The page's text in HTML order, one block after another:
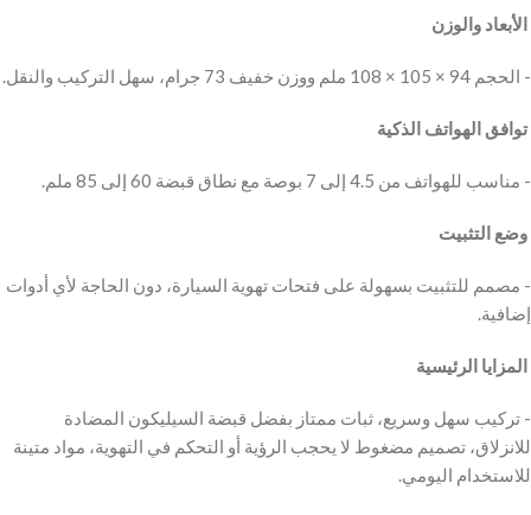
‫ الأبعاد والوزن
‫- الحجم 94 × 105 × 108 ملم ووزن خفيف 73 جرام، سهل التركيب والنقل.
‫ توافق الهواتف الذكية
‫- مناسب للهواتف من 4.5 إلى 7 بوصة مع نطاق قبضة 60 إلى 85 ملم.
‫ وضع التثبيت
‫- مصمم للتثبيت بسهولة على فتحات تهوية السيارة، دون الحاجة لأي أدوات
إضافية.
‫ المزايا الرئيسية
‫- تركيب سهل وسريع، ثبات ممتاز بفضل قبضة السيليكون المضادة
للانزلاق، تصميم مضغوط لا يحجب الرؤية أو التحكم في التهوية، مواد متينة
للاستخدام اليومي.